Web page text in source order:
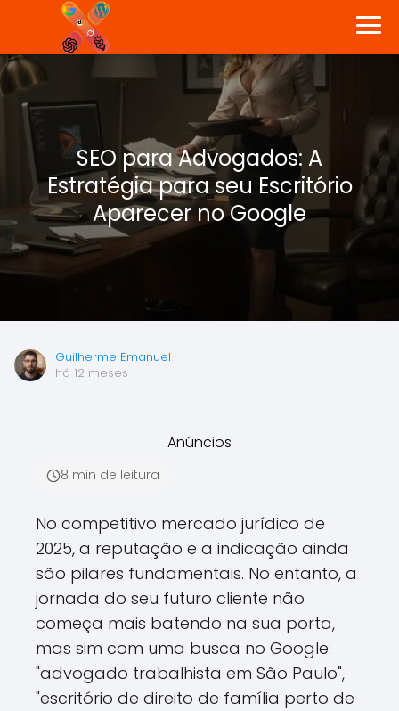
SEO para Advogados: A
Estratégia para seu Escritório
Aparecer no Google
Guilherme Emanuel
há 12 meses
Anúncios
8 min de leitura
No competitivo mercado jurídico de
2025, a reputação e a indicação ainda
são pilares fundamentais. No entanto, a
jornada do seu futuro cliente não
começa mais batendo na sua porta,
mas sim com uma busca no Google:
"advogado trabalhista em São Paulo",
"escritório de direito de família perto de